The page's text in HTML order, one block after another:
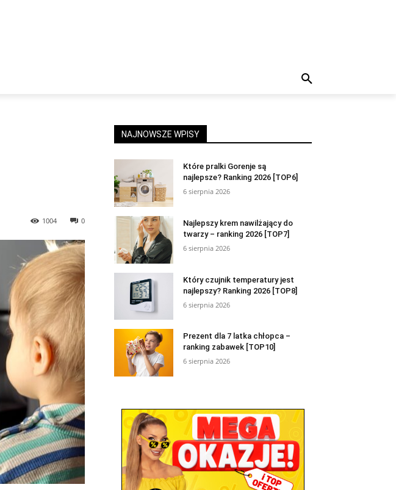
0
1004
NAJNOWSZE WPISY
Które pralki Gorenje są
najlepsze? Ranking 2026 [TOP6]
6 sierpnia 2026
Najlepszy krem nawilżający do
twarzy – ranking 2026 [TOP7]
6 sierpnia 2026
Który czujnik temperatury jest
najlepszy? Ranking 2026 [TOP8]
6 sierpnia 2026
Prezent dla 7 latka chłopca –
ranking zabawek [TOP10]
6 sierpnia 2026